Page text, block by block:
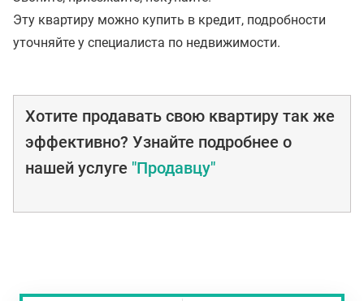
Эту квартиру можно купить в кредит, подробности
уточняйте у специалиста по недвижимости.
Хотите продавать свою квартиру так же
эффективно? Узнайте подробнее о
нашей услуге "Продавцу"